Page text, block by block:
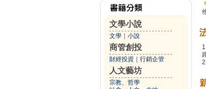
文學小說
文學 小說
商管創投
財經投資 行銷企管
人文藝坊
宗教、哲學